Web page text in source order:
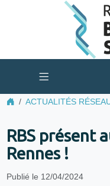
ACTUALITÉS
RBS présent
Rennes !
Publié le 12/04/2024